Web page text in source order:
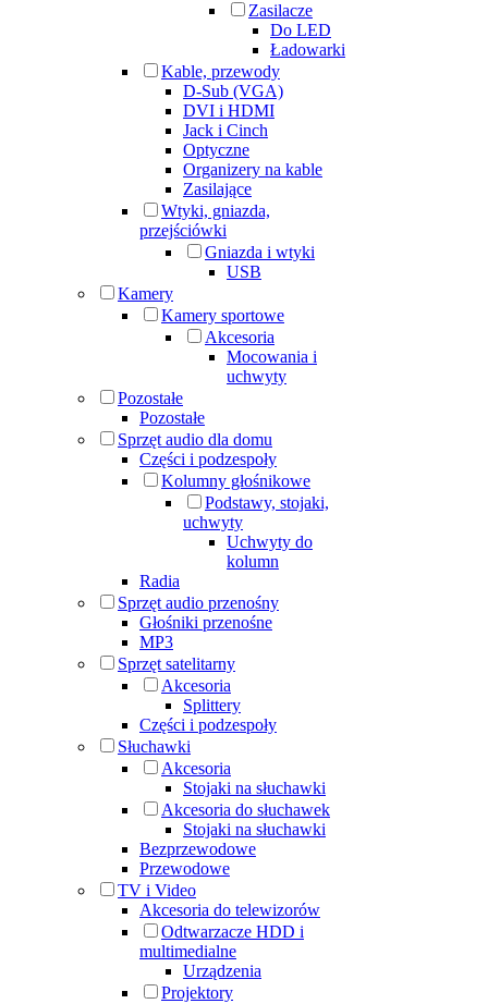
Zasilacze
Do LED
Ładowarki
Kable, przewody
D-Sub (VGA)
DVI i HDMI
Jack i Cinch
Optyczne
Organizery na kable
Zasilające
Wtyki, gniazda,
przejściówki
Gniazda i wtyki
USB
Kamery
Kamery sportowe
Akcesoria
Mocowania i
uchwyty
Pozostałe
Pozostałe
Sprzęt audio dla domu
Części i podzespoły
Kolumny głośnikowe
Podstawy, stojaki,
uchwyty
Uchwyty do
kolumn
Radia
Sprzęt audio przenośny
Głośniki przenośne
MP3
Sprzęt satelitarny
Akcesoria
Splittery
Części i podzespoły
Słuchawki
Akcesoria
Stojaki na słuchawki
Akcesoria do słuchawek
Stojaki na słuchawki
Bezprzewodowe
Przewodowe
TV i Video
Akcesoria do telewizorów
Odtwarzacze HDD i
multimedialne
Urządzenia
Projektory